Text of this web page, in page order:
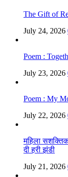
The Gift of
July 24, 2026
Poem :
July 23, 2026
Poem : My
July 22, 2026
महिला
दी हरी झंडी
July 21, 2026